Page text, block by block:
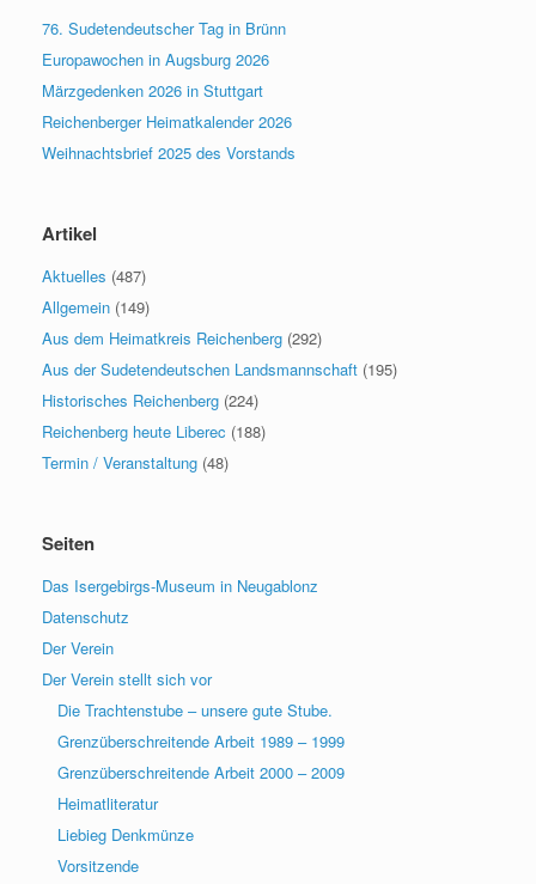
76. Sudetendeutscher Tag in Brünn
Europawochen in Augsburg 2026
Märzgedenken 2026 in Stuttgart
Reichenberger Heimatkalender 2026
Weihnachtsbrief 2025 des Vorstands
Artikel
Aktuelles (487)
Allgemein (149)
Aus dem Heimatkreis Reichenberg (292)
Aus der Sudetendeutschen Landsmannschaft (195)
Historisches Reichenberg (224)
Reichenberg heute Liberec (188)
Termin / Veranstaltung (48)
Seiten
Das Isergebirgs-Museum in Neugablonz
Datenschutz
Der Verein
Der Verein stellt sich vor
Die Trachtenstube – unsere gute Stube.
Grenzüberschreitende Arbeit 1989 – 1999
Grenzüberschreitende Arbeit 2000 – 2009
Heimatliteratur
Liebieg Denkmünze
Vorsitzende